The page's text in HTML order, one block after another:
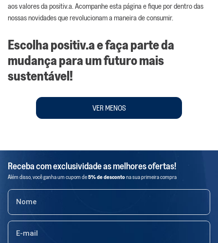
aos valores da positiv.a. Acompanhe esta página e fique por dentro das
nossas novidades que revolucionam a maneira de consumir.
Escolha positiv.a e faça parte da
mudança para um futuro mais
sustentável!
VER MENOS
Receba com exclusividade as melhores ofertas!
Além disso, você ganha um cupom de5% de descontona sua primeira compra